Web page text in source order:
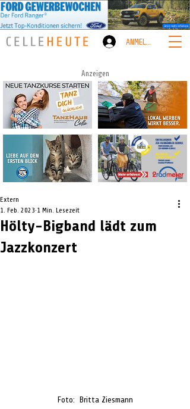
ANMELDEN
Anzeigen
Hölty-Bigband lädt zum
Jazzkonzert
Extern
1. Feb. 2023 1 Min. Lesezeit
Foto:  Britta Ziesmann